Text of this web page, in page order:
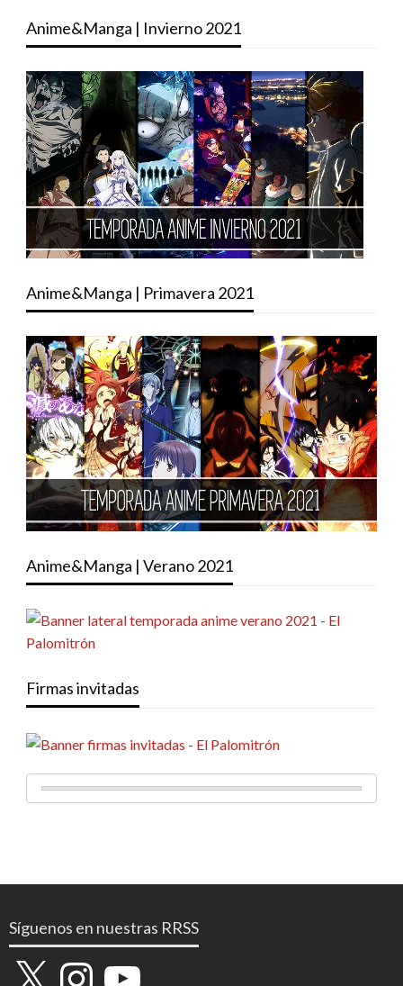
Anime&Manga | Invierno 2021
Anime&Manga | Primavera 2021
Anime&Manga | Verano 2021
Firmas invitadas
Síguenos en nuestras RRSS
X InstagramYouTube